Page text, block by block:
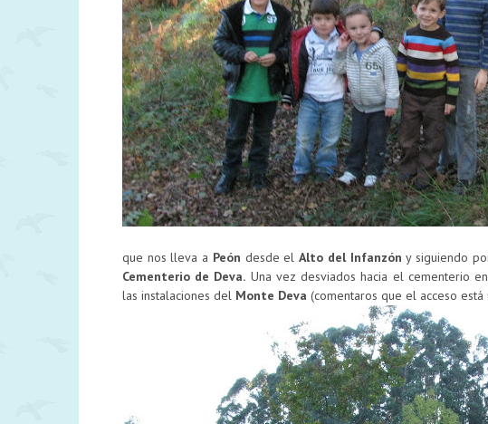
que nos lleva a Peón desde elAlto del Infanzón y siguiendo
Cementerio de Deva. Una vez desviados hacia el cementerio
las instalaciones del Monte Deva (comentaros que el acceso está